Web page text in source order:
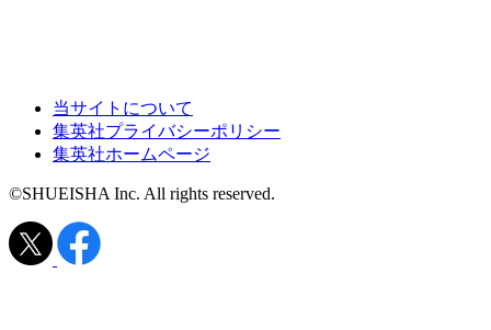
当サイトについて
集英社プライバシーポリシー
集英社ホームページ
©SHUEISHA Inc. All rights reserved.